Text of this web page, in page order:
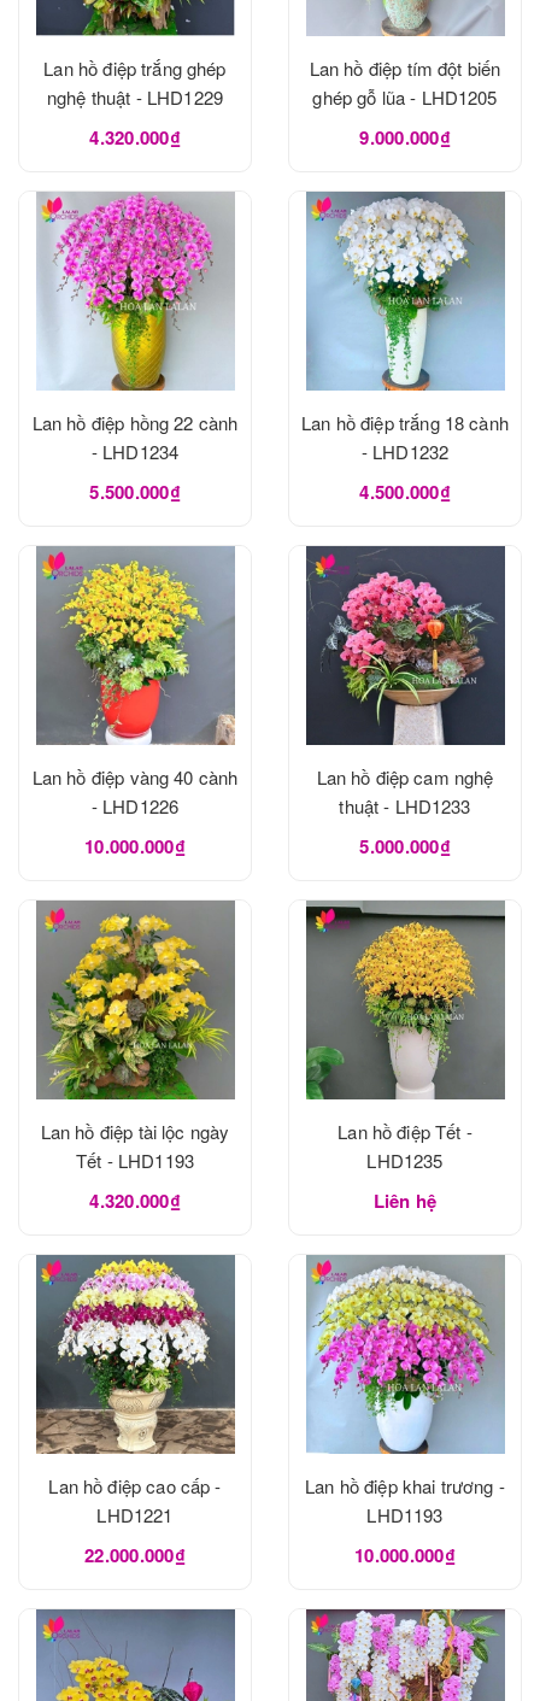
Lan hồ điệp trắng ghép
nghệ thuật - LHD1229
4.320.000₫
Lan hồ điệp tím đột biến
ghép gỗ lũa - LHD1205
9.000.000₫
Lan hồ điệp hồng 22 cành
- LHD1234
5.500.000₫
Lan hồ điệp trắng 18 cành
- LHD1232
4.500.000₫
Lan hồ điệp vàng 40 cành
- LHD1226
10.000.000₫
Lan hồ điệp cam nghệ
thuật - LHD1233
5.000.000₫
Lan hồ điệp tài lộc ngày
Tết - LHD1193
4.320.000₫
Lan hồ điệp Tết -
LHD1235
Liên hệ
Lan hồ điệp cao cấp -
LHD1221
22.000.000₫
Lan hồ điệp khai trương -
LHD1193
10.000.000₫